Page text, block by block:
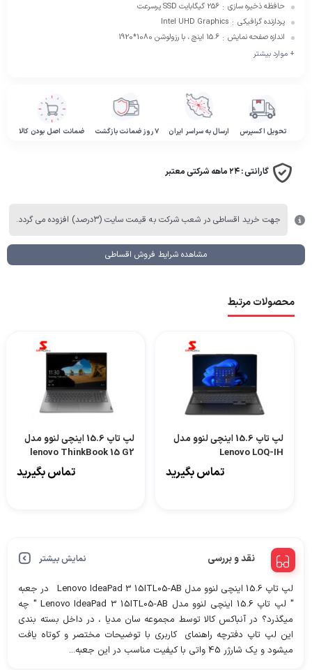
حافظه ذخیره سازی : 256 گیگابایت SSD پرسرعت
پردازنده گرافیکی :
Intel UHD Graphics
اندازه صفحه نمایش : 15.6 اینچ ، با رزولوشن 1080*1920
+ موارد بیشتر
تحویل اکسپرس ارسال به سراسر ایران ۷ روز ضمانت بازگشت ضمانت اصل بودن کالا
گارانتی :۲۴ ماهه شرکتی معتبر
جهت خرید اقساطی در شعب شرکت به قیمت سایت (۳درصد) افزوده می گردد.
مشاهده شرایط فروش اقساطی
محصولات مرتبط
لپ تاپ 15.6 اینچی لنوو مدل
Lenovo LOQ-IH
تماس بگیرید
لپ تاپ 15.6 اینچی لنوو مدل
lenovo ThinkBook 15 G2
تماس بگیرید
نقد و بررسی نمایش بیشتر
لپ تاپ 15.6 اینچی لنوو مدل Lenovo IdeaPad 3 15ITL05-AB در جعبه
" لپ تاپ 15.6 اینچی لنوو مدل Lenovo IdeaPad 3 15ITL05-AB " چه
میگذرد؟ در آنباکس کالا توسط مجموعه سان مدیا ، در داخل بسته بندی
این لپ تاپ دفترچه راهنمای کاربری با توضیحات مختصر و کوتاه یافت
میشود و یک شارژر 45 واتی با کیفیت مناسب در این جعبه...